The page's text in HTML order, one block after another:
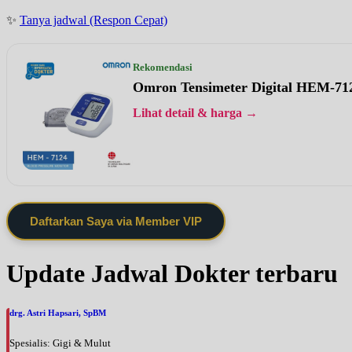
✨ Tanya jadwal (Respon Cepat)
Rekomendasi
Omron Tensimeter Digital HEM-
Lihat detail & harga →
Daftarkan Saya via Member VIP
Update Jadwal Dokter terbaru
drg. Astri Hapsari, SpBM
Spesialis: Gigi & Mulut